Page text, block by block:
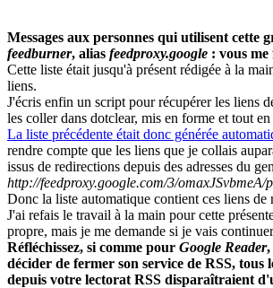
Messages aux personnes qui utilisent cette
feedburner, alias feedproxy.google : vous
Cette liste était jusqu'à présent rédigée à la
liens.
J'écris enfin un script pour récupérer les liens
les coller dans dotclear, mis en forme et tout
La liste précédente était donc générée
rendre compte que les liens que je collais
issus de redirections depuis des adresses du
http://feedproxy.google.com/3/omaxJSvbmeA/
Donc la liste automatique contient ces liens de
J'ai refais le travail à la main pour cette
propre, mais je me demande si je vais
Réfléchissez, si comme pour Google Reader,
décider de fermer son service de RSS, tous
depuis votre lectorat RSS disparaîtraient